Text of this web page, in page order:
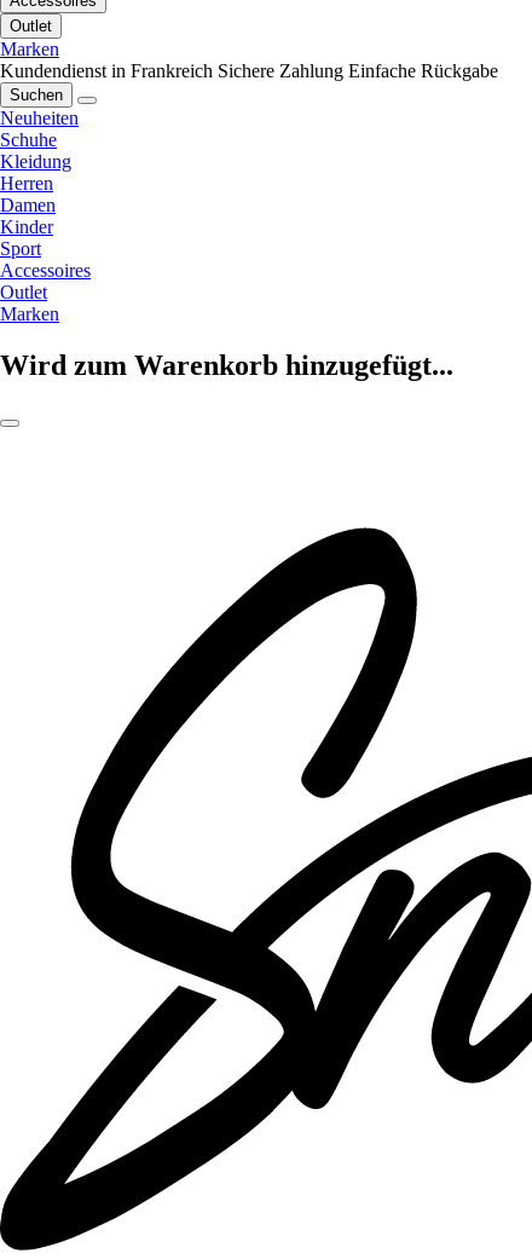
Outlet
Marken
Kundendienst in Frankreich Sichere Zahlung Einfache Rückgabe
Suchen
Neuheiten
Schuhe
Kleidung
Herren
Damen
Kinder
Sport
Accessoires
Outlet
Marken
Wird zum Warenkorb hinzugefügt...